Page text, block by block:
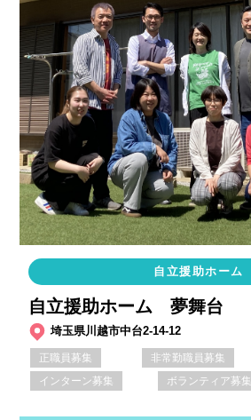
自立援助ホーム
自立援助ホーム 夢舞台
埼玉県川越市中台2-14-12
正職員募集 非常勤職員募集
インターン募集
ボランティア募集